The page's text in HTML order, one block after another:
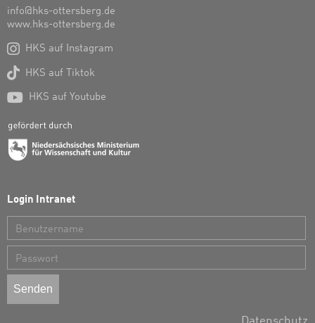
info@hks-ottersberg.de
www.hks-ottersberg.de
 HKS auf Instagram
 HKS auf Tiktok
 HKS auf Youtube
Login Intranet
Benutzername
Passwort